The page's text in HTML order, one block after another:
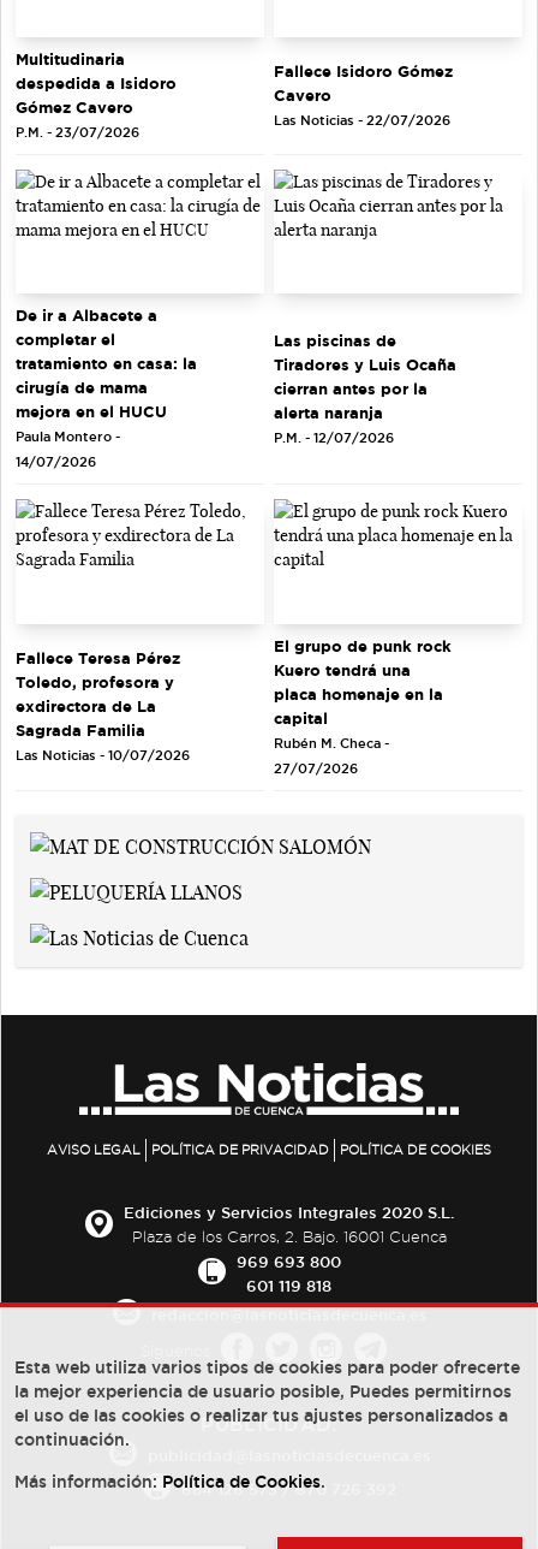
Multitudinaria
despedida a Isidoro
Gómez Cavero
P.M. - 23/07/2026
Fallece Isidoro Gómez
Cavero
Las Noticias - 22/07/2026
De ir a Albacete a
completar el
tratamiento en casa: la
cirugía de mama
mejora en el HUCU
Paula Montero -
14/07/2026
Las piscinas de
Tiradores y Luis Ocaña
cierran antes por la
alerta naranja
P.M. - 12/07/2026
Fallece Teresa Pérez
Toledo, profesora y
exdirectora de La
Sagrada Familia
Las Noticias - 10/07/2026
El grupo de punk rock
Kuero tendrá una
placa homenaje en la
capital
Rubén M. Checa -
27/07/2026
AVISO LEGAL POLÍTICA DE PRIVACIDAD POLÍTICA DE COOKIES
Ediciones y Servicios Integrales 2020 S.L.
Plaza de los Carros, 2. Bajo. 16001 Cuenca
969 693 800
601 119 818
PUBLICIDAD:
684 126 573/670 726 392
Esta web utiliza varios tipos de cookies para poder ofrecerte
la mejor experiencia de usuario posible, Puedes permitirnos
el uso de las cookies o realizar tus ajustes personalizados a
continuación.
Más información: Política de Cookies.